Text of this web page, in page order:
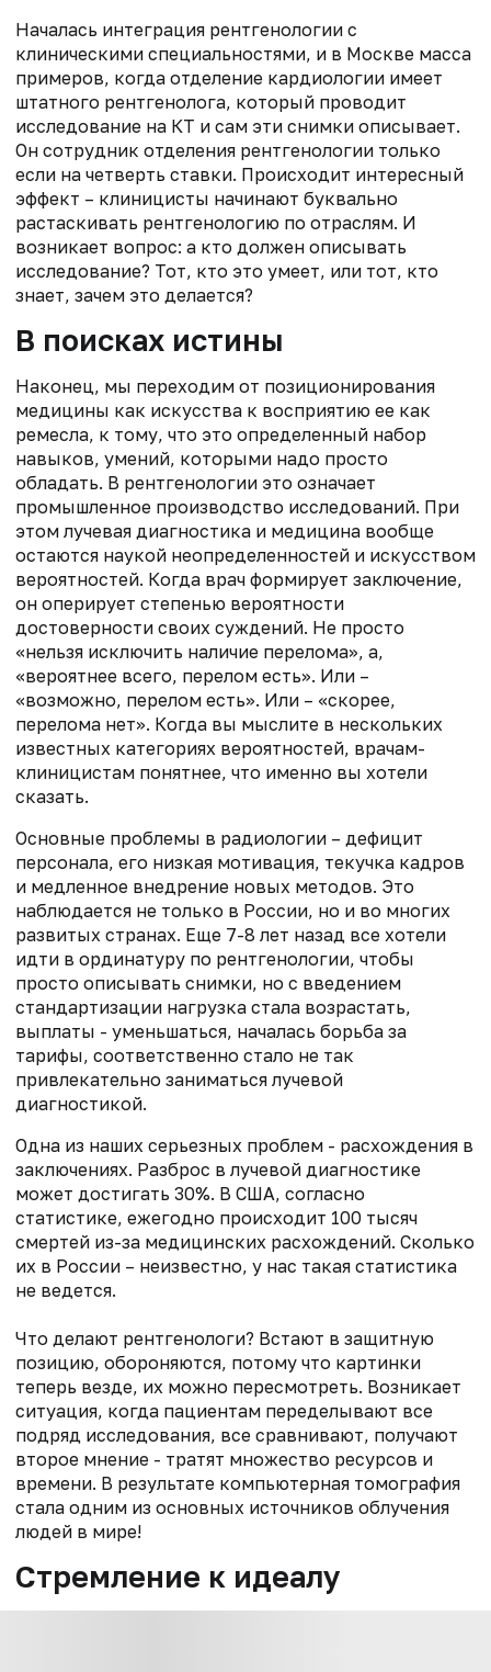
Началась интеграция рентгенологии с
клиническими специальностями, и в Москве масса
примеров, когда отделение кардиологии имеет
штатного рентгенолога, который проводит
исследование на КТ и сам эти снимки описывает.
Он сотрудник отделения рентгенологии только
если на четверть ставки. Происходит интересный
эффект – клиницисты начинают буквально
растаскивать рентгенологию по отраслям. И
возникает вопрос: а кто должен описывать
исследование? Тот, кто это умеет, или тот, кто
знает, зачем это делается?
В поисках истины
Наконец, мы переходим от позиционирования
медицины как искусства к восприятию ее как
ремесла, к тому, что это определенный набор
навыков, умений, которыми надо просто
обладать. В рентгенологии это означает
промышленное производство исследований. При
этом лучевая диагностика и медицина вообще
остаются наукой неопределенностей и искусством
вероятностей. Когда врач формирует заключение,
он оперирует степенью вероятности
достоверности своих суждений. Не просто
«нельзя исключить наличие перелома», а,
«вероятнее всего, перелом есть». Или –
«возможно, перелом есть». Или – «скорее,
перелома нет». Когда вы мыслите в нескольких
известных категориях вероятностей, врачам-
клиницистам понятнее, что именно вы хотели
сказать.
Основные проблемы в радиологии – дефицит
персонала, его низкая мотивация, текучка кадров
и медленное внедрение новых методов. Это
наблюдается не только в России, но и во многих
развитых странах. Еще 7-8 лет назад все хотели
идти в ординатуру по рентгенологии, чтобы
просто описывать снимки, но с введением
стандартизации нагрузка стала возрастать,
выплаты - уменьшаться, началась борьба за
тарифы, соответственно стало не так
привлекательно заниматься лучевой
диагностикой.
Одна из наших серьезных проблем - расхождения в
заключениях. Разброс в лучевой диагностике
может достигать 30%. В США, согласно
статистике, ежегодно происходит 100 тысяч
смертей из-за медицинских расхождений. Сколько
их в России – неизвестно, у нас такая статистика
не ведется.
Что делают рентгенологи? Встают в защитную
позицию, обороняются, потому что картинки
теперь везде, их можно пересмотреть. Возникает
ситуация, когда пациентам переделывают все
подряд исследования, все сравнивают, получают
второе мнение - тратят множество ресурсов и
времени. В результате компьютерная томография
стала одним из основных источников облучения
людей в мире!
Стремление к идеалу